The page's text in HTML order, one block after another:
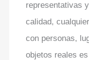
representativas
calidad,
con personas,
objetos reales